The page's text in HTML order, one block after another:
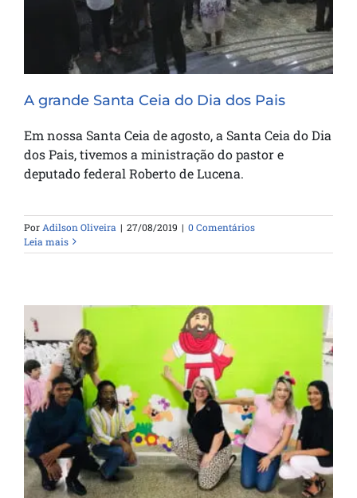
A grande Santa Ceia do Dia dos Pais
Em nossa Santa Ceia de agosto, a Santa Ceia do Dia
dos Pais, tivemos a ministração do pastor e
deputado federal Roberto de Lucena.
Por Adilson Oliveira | 27/08/2019 | 0 Comentários
Leia mais
Culto infantil, especial de páscoa